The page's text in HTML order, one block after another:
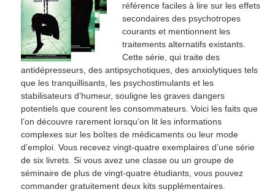
référence faciles à lire sur les effets
secondaires des psychotropes
courants et mentionnent les
traitements alternatifs existants.
Cette série, qui traite des
antidépresseurs, des antipsychotiques, des anxiolytiques tels
que les tranquillisants, les psychostimulants et les
stabilisateurs d’humeur, souligne les graves dangers
potentiels que courent les consommateurs. Voici les faits que
l’on découvre rarement lorsqu’on lit les informations
complexes sur les boîtes de médicaments ou leur mode
d’emploi. Vous recevez vingt-quatre exemplaires d’une série
de six livrets. Si vous avez une classe ou un groupe de
séminaire de plus de vingt-quatre étudiants, vous pouvez
commander gratuitement deux kits supplémentaires.